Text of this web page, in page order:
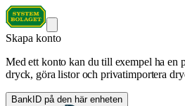
Skapa konto
Med ett konto kan du till exempel ha en
dryck, göra listor och privatimportera
BankID på den här enheten